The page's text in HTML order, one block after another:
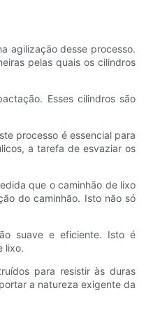
agilização desse processo.
pelas quais os cilindros
Esses cilindros são
processo é essencial para
a tarefa de esvaziar os
que o caminhão de lixo
do caminhão. Isto não só
suave e eficiente. Isto é
lixo.
para resistir às duras
a natureza exigente da